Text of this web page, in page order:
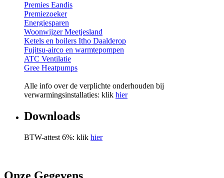
Premies Eandis
Premiezoeker
Energiesparen
Woonwijzer Meetjesland
Ketels en boilers Itho Daalderop
Fujitsu-airco en warmtepompen
ATC Ventilatie
Gree Heatpumps
Alle info over de verplichte onderhouden bij
verwarmingsinstallaties: klik hier
Downloads
BTW-attest 6%: klik hier